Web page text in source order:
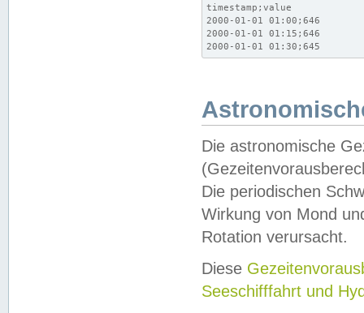
timestamp;value
2000-01-01 01:00;646
2000-01-01 01:15;646
2000-01-01 01:30;645
Die astronomische
Die periodischen
Wirkung von Mond
Rotation verursacht.
Diese
Seeschifffahrt und